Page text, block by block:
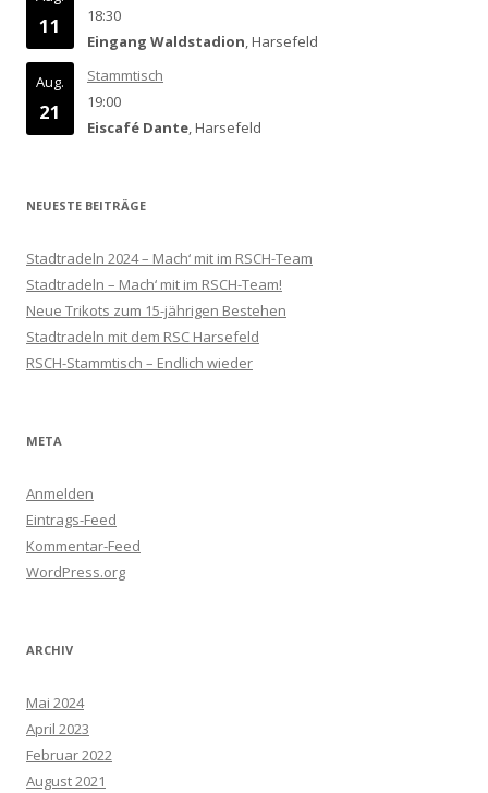
11
18:30
Eingang Waldstadion, Harsefeld
Aug.
21
Stammtisch
19:00
Eiscafé Dante, Harsefeld
NEUESTE BEITRÄGE
Stadtradeln 2024 – Mach‘ mit im RSCH-Team
Stadtradeln – Mach‘ mit im RSCH-Team!
Neue Trikots zum 15-jährigen Bestehen
Stadtradeln mit dem RSC Harsefeld
RSCH-Stammtisch – Endlich wieder
META
Anmelden
Eintrags-Feed
Kommentar-Feed
WordPress.org
ARCHIV
Mai 2024
April 2023
Februar 2022
August 2021